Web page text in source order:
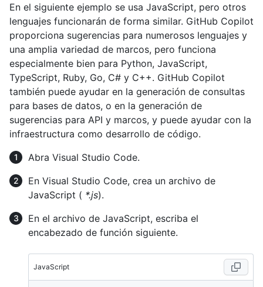
En el siguiente ejemplo se usa JavaScript, pero otros
lenguajes funcionarán de forma similar. GitHub Copilot
proporciona sugerencias para numerosos lenguajes y
una amplia variedad de marcos, pero funciona
especialmente bien para Python, JavaScript,
TypeScript, Ruby, Go, C# y C++. GitHub Copilot
también puede ayudar en la generación de consultas
para bases de datos, o en la generación de
sugerencias para API y marcos, y puede ayudar con la
infraestructura como desarrollo de código.
Abra Visual Studio Code.
En Visual Studio Code, crea un archivo de
JavaScript ( *.js).
En el archivo de JavaScript, escriba el
encabezado de función siguiente.
JavaScript